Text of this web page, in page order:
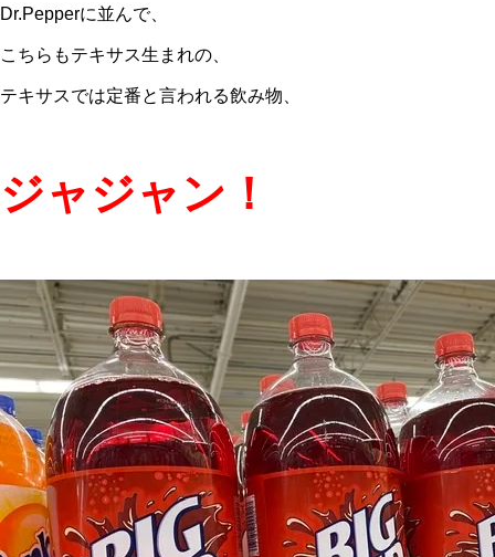
Dr.Pepperに並んで、
こちらもテキサス生まれの、
テキサスでは定番と言われる飲み物、
ジャジャン！